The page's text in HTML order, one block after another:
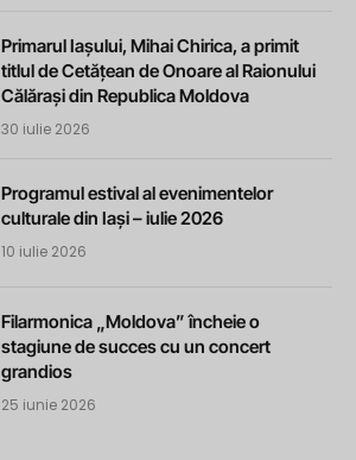
Primarul Iașului, Mihai Chirica, a primit
titlul de Cetățean de Onoare al Raionului
Călărași din Republica Moldova
30 iulie 2026
Programul estival al evenimentelor
culturale din Iași – iulie 2026
10 iulie 2026
Filarmonica „Moldova” încheie o
stagiune de succes cu un concert
grandios
25 iunie 2026